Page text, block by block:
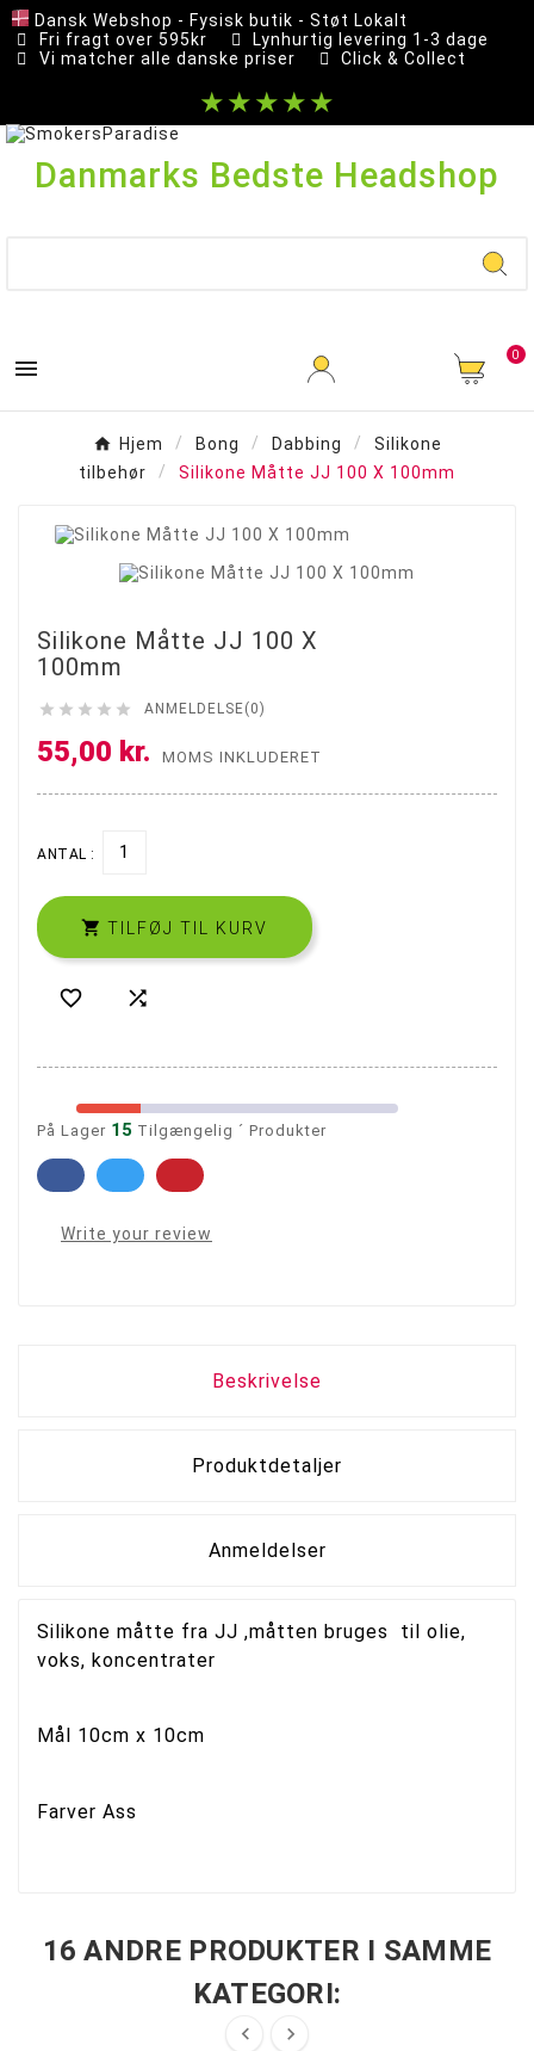
Dansk Webshop - Fysisk butik - Støt Lokalt
Fri fragt over 595kr
Lynhurtig levering 1-3 dage
Vi matcher alle danske priser
Click & Collect
★★★★★
Danmarks Bedste Headshop
 0
Hjem Bong Dabbing
Silikone
tilbehør
Silikone Måtte JJ 100 X 100mm
Silikone Måtte JJ 100 X
100mm
     ANMELDELSE(0)
55,00 kr. MOMS INKLUDERET
ANTAL :
 TILFØJ TIL KURV
 
På Lager 15 Tilgængelig ´ Produkter
Write your review
Beskrivelse
Produktdetaljer
Anmeldelser
Silikone måtte fra JJ ,måtten bruges til olie,
voks, koncentrater
Mål 10cm x 10cm
Farver Ass
16 ANDRE PRODUKTER I SAMME
KATEGORI:
 